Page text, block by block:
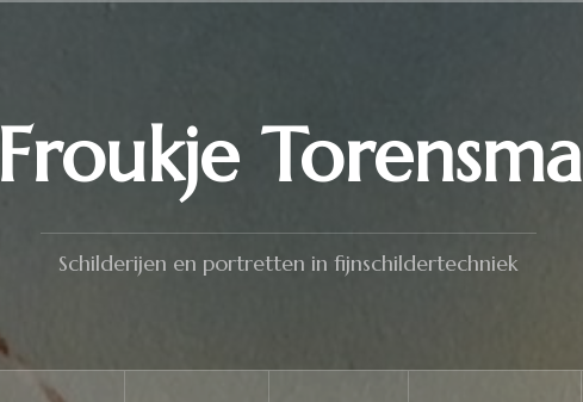
Froukje Torensma
Schilderijen en portretten in fijnschildertechniek